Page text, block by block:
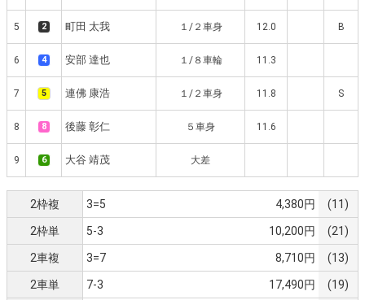
5 2 町田 太我 １/２車身 12.0 B
6 4 安部 達也 １/８車輪 11.3
7 5 連佛 康浩 １/２車身 11.8 S
8 8 後藤 彰仁 ５車身 11.6
9 6 大谷 靖茂 大差
2枠複 3=5 4,380円 (11)
2枠単 5-3 10,200円 (21)
2車複 3=7 8,710円 (13)
2車単 7-3 17,490円 (19)